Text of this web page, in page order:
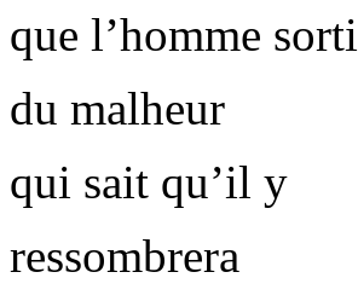
que l’homme sorti
du malheur
qui sait qu’il y
ressombrera